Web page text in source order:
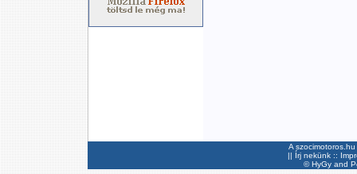
A
|| Írj nekünk ::
©HyGyand